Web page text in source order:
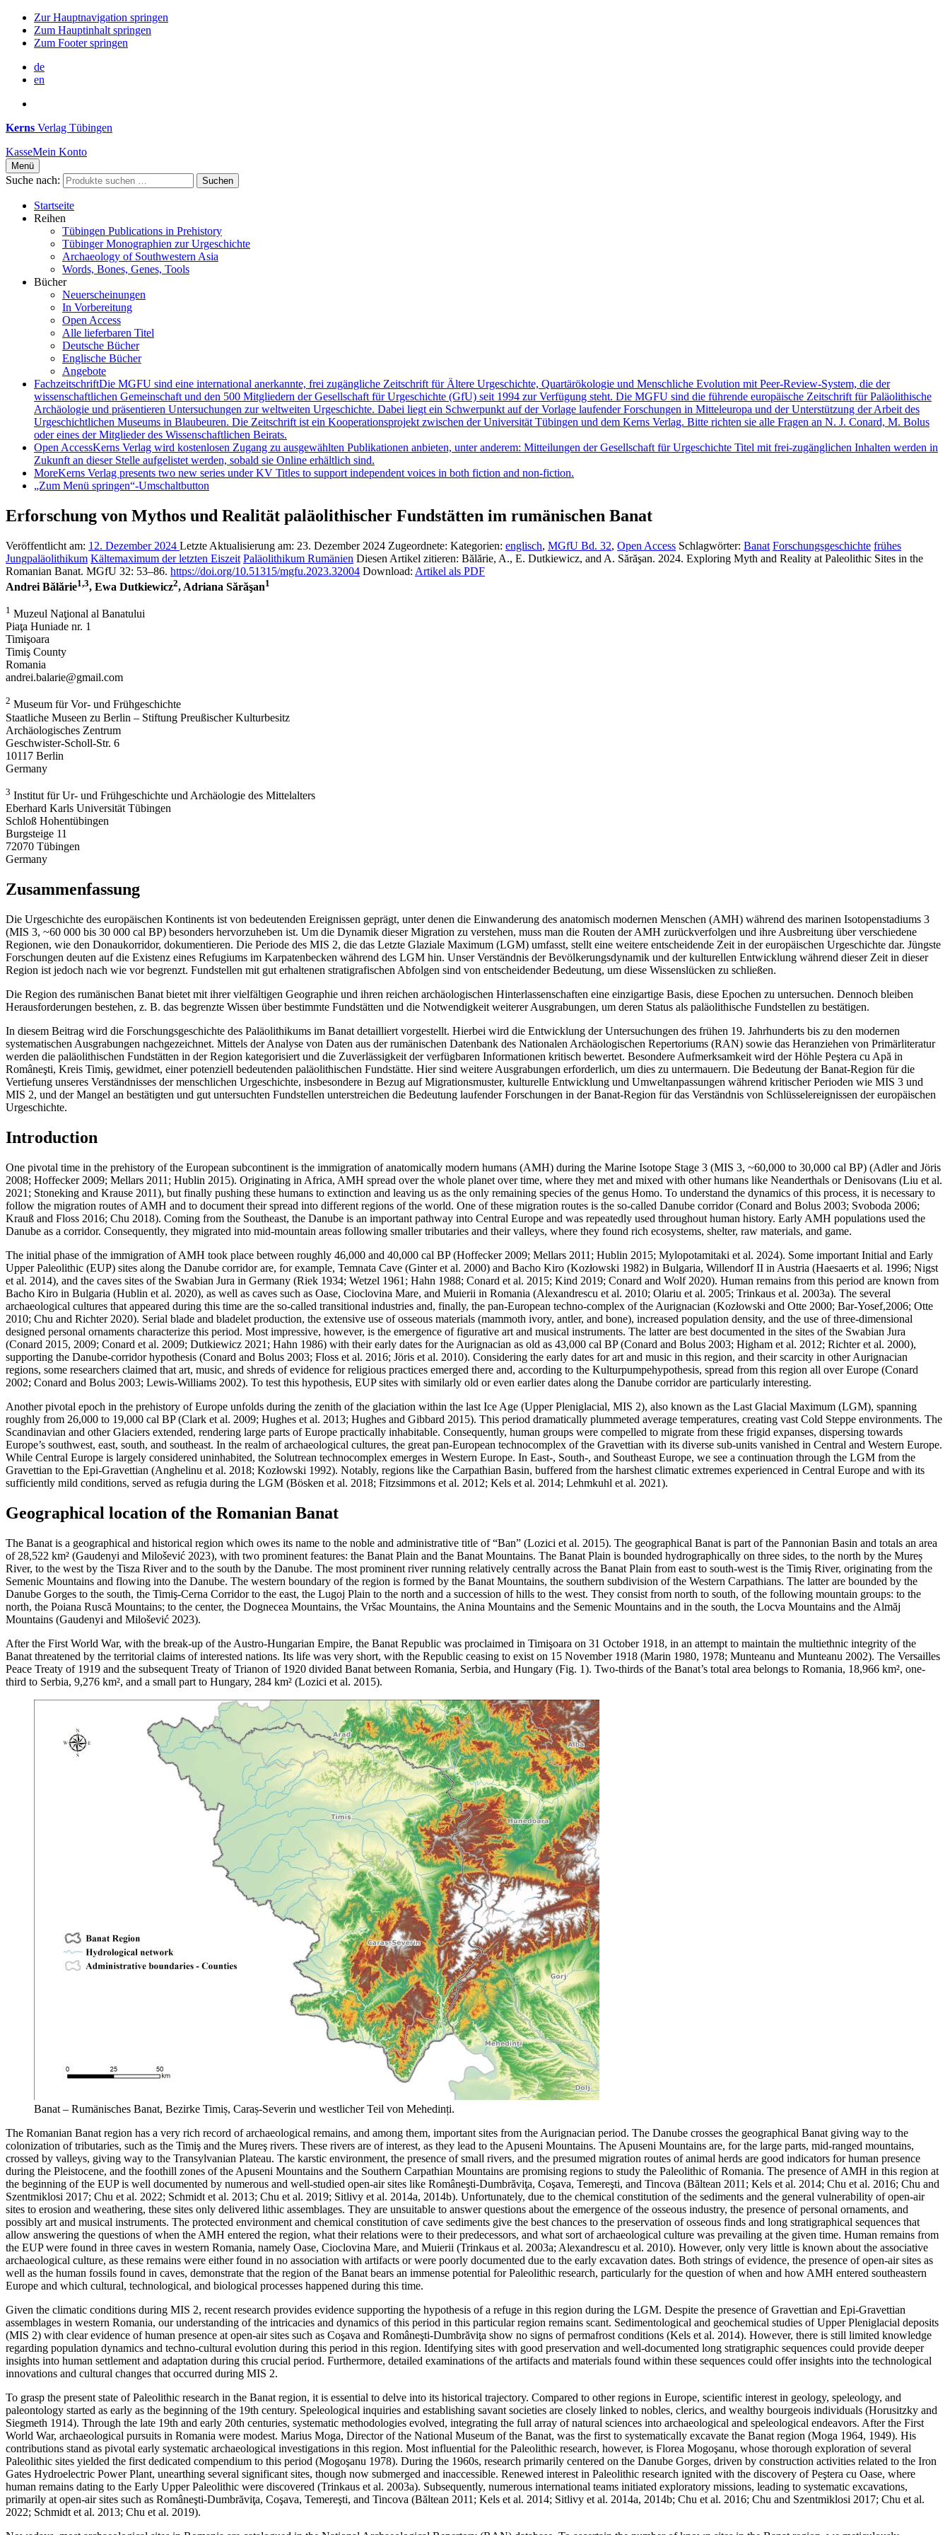
Zur Hauptnavigation springen
Zum Hauptinhalt springen
Zum Footer springen
de
en
Kerns Verlag Tübingen
KasseMein Konto
Menü
Suche nach: Suchen
Startseite
Reihen
Tübingen Publications in Prehistory
Tübinger Monographien zur Urgeschichte
Archaeology of Southwestern Asia
Words, Bones, Genes, Tools
Bücher
Neuerscheinungen
In Vorbereitung
Open Access
Alle lieferbaren Titel
Deutsche Bücher
Englische Bücher
Angebote
FachzeitschriftDie MGFU sind eine international anerkannte, frei zugängliche Zeitschrift für Ältere Urgeschichte, Quartärökologie und Menschliche Evolution mit Peer-Review-System, die der
wissenschaftlichen Gemeinschaft und den 500 Mitgliedern der Gesellschaft für Urgeschichte (GfU) seit 1994 zur Verfügung steht. Die MGFU sind die führende europäische Zeitschrift für Paläolithische
Archäologie und präsentieren Untersuchungen zur weltweiten Urgeschichte. Dabei liegt ein Schwerpunkt auf der Vorlage laufender Forschungen in Mitteleuropa und der Unterstützung der Arbeit des
Urgeschichtlichen Museums in Blaubeuren. Die Zeitschrift ist ein Kooperationsprojekt zwischen der Universität Tübingen und dem Kerns Verlag. Bitte richten sie alle Fragen an N. J. Conard, M. Bolus
oder eines der Mitglieder des Wissenschaftlichen Beirats.
Open AccessKerns Verlag wird kostenlosen Zugang zu ausgewählten Publikationen anbieten, unter anderem: Mitteilungen der Gesellschaft für Urgeschichte Titel mit frei-zugänglichen Inhalten werden in
Zukunft an dieser Stelle aufgelistet werden, sobald sie Online erhältlich sind.
MoreKerns Verlag presents two new series under KV Titles to support independent voices in both fiction and non-fiction.
„Zum Menü springen“-Umschaltbutton
Erforschung von Mythos und Realität paläolithischer Fundstätten im rumänischen Banat
Veröffentlicht am: 12. Dezember 2024 Letzte Aktualisierung am: 23. Dezember 2024 Zugeordnete: Kategorien: englisch, MGfU Bd. 32, Open Access Schlagwörter: Banat Forschungsgeschichte frühes
Jungpaläolithikum Kältemaximum der letzten Eiszeit Paläolithikum Rumänien Diesen Artikel zitieren: Bălărie, A., E. Dutkiewicz, and A. Sărăşan. 2024. Exploring Myth and Reality at Paleolithic Sites in the
Romanian Banat. MGfU 32: 53–86. https://doi.org/10.51315/mgfu.2023.32004 Download: Artikel als PDF
Andrei Bălărie1,3, Ewa Dutkiewicz2, Adriana Sărăşan1
1 Muzeul Naţional al Banatului
Piaţa Huniade nr. 1
Timişoara
Timiş County
Romania
andrei.balarie@gmail.com
2 Museum für Vor- und Frühgeschichte
Staatliche Museen zu Berlin – Stiftung Preußischer Kulturbesitz
Archäologisches Zentrum
Geschwister-Scholl-Str. 6
10117 Berlin
Germany
3 Institut für Ur- und Frühgeschichte und Archäologie des Mittelalters
Eberhard Karls Universität Tübingen
Schloß Hohentübingen
Burgsteige 11
72070 Tübingen
Germany
Zusammenfassung
Die Urgeschichte des europäischen Kontinents ist von bedeutenden Ereignissen geprägt, unter denen die Einwanderung des anatomisch modernen Menschen (AMH) während des marinen Isotopenstadiums 3
(MIS 3, ~60 000 bis 30 000 cal BP) besonders hervorzuheben ist. Um die Dynamik dieser Migration zu verstehen, muss man die Routen der AMH zurückverfolgen und ihre Ausbreitung über verschiedene
Regionen, wie den Donaukorridor, dokumentieren. Die Periode des MIS 2, die das Letzte Glaziale Maximum (LGM) umfasst, stellt eine weitere entscheidende Zeit in der europäischen Urgeschichte dar. Jüngste
Forschungen deuten auf die Existenz eines Refugiums im Karpatenbecken während des LGM hin. Unser Verständnis der Bevölkerungsdynamik und der kulturellen Entwicklung während dieser Zeit in dieser
Region ist jedoch nach wie vor begrenzt. Fundstellen mit gut erhaltenen stratigrafischen Abfolgen sind von entscheidender Bedeutung, um diese Wissenslücken zu schließen.
Die Region des rumänischen Banat bietet mit ihrer vielfältigen Geographie und ihren reichen archäologischen Hinterlassenschaften eine einzigartige Basis, diese Epochen zu untersuchen. Dennoch bleiben
Herausforderungen bestehen, z. B. das begrenzte Wissen über bestimmte Fundstätten und die Notwendigkeit weiterer Ausgrabungen, um deren Status als paläolithische Fundstellen zu bestätigen.
In diesem Beitrag wird die Forschungsgeschichte des Paläolithikums im Banat detailliert vorgestellt. Hierbei wird die Entwicklung der Untersuchungen des frühen 19. Jahrhunderts bis zu den modernen
systematischen Ausgrabungen nachgezeichnet. Mittels der Analyse von Daten aus der rumänischen Datenbank des Nationalen Archäologischen Repertoriums (RAN) sowie das Heranziehen von Primärliteratur
werden die paläolithischen Fundstätten in der Region kategorisiert und die Zuverlässigkeit der verfügbaren Informationen kritisch bewertet. Besondere Aufmerksamkeit wird der Höhle Peştera cu Apă in
Româneşti, Kreis Timiş, gewidmet, einer potenziell bedeutenden paläolithischen Fundstätte. Hier sind weitere Ausgrabungen erforderlich, um dies zu untermauern. Die Bedeutung der Banat-Region für die
Vertiefung unseres Verständnisses der menschlichen Urgeschichte, insbesondere in Bezug auf Migrationsmuster, kulturelle Entwicklung und Umweltanpassungen während kritischer Perioden wie MIS 3 und
MIS 2, und der Mangel an bestätigten und gut untersuchten Fundstellen unterstreichen die Bedeutung laufender Forschungen in der Banat-Region für das Verständnis von Schlüsselereignissen der europäischen
Urgeschichte.
Introduction
One pivotal time in the prehistory of the European subcontinent is the immigration of anatomically modern humans (AMH) during the Marine Isotope Stage 3 (MIS 3, ~60,000 to 30,000 cal BP) (Adler and Jöris
2008; Hoffecker 2009; Mellars 2011; Hublin 2015). Originating in Africa, AMH spread over the whole planet over time, where they met and mixed with other humans like Neanderthals or Denisovans (Liu et al.
2021; Stoneking and Krause 2011), but finally pushing these humans to extinction and leaving us as the only remaining species of the genus Homo. To understand the dynamics of this process, it is necessary to
follow the migration routes of AMH and to document their spread into different regions of the world. One of these migration routes is the so-called Danube corridor (Conard and Bolus 2003; Svoboda 2006;
Krauß and Floss 2016; Chu 2018). Coming from the Southeast, the Danube is an important pathway into Central Europe and was repeatedly used throughout human history. Early AMH populations used the
Danube as a corridor. Consequently, they migrated into mid-mountain areas following smaller tributaries and their valleys, where they found rich ecosystems, shelter, raw materials, and game.
The initial phase of the immigration of AMH took place between roughly 46,000 and 40,000 cal BP (Hoffecker 2009; Mellars 2011; Hublin 2015; Mylopotamitaki et al. 2024). Some important Initial and Early
Upper Paleolithic (EUP) sites along the Danube corridor are, for example, Temnata Cave (Ginter et al. 2000) and Bacho Kiro (Kozłowski 1982) in Bulgaria, Willendorf II in Austria (Haesaerts et al. 1996; Nigst
et al. 2014), and the caves sites of the Swabian Jura in Germany (Riek 1934; Wetzel 1961; Hahn 1988; Conard et al. 2015; Kind 2019; Conard and Wolf 2020). Human remains from this period are known from
Bacho Kiro in Bulgaria (Hublin et al. 2020), as well as caves such as Oase, Cioclovina Mare, and Muierii in Romania (Alexandrescu et al. 2010; Olariu et al. 2005; Trinkaus et al. 2003a). The several
archaeological cultures that appeared during this time are the so-called transitional industries and, finally, the pan-European techno-complex of the Aurignacian (Kozłowski and Otte 2000; Bar-Yosef,2006; Otte
2010; Chu and Richter 2020). Serial blade and bladelet production, the extensive use of osseous materials (mammoth ivory, antler, and bone), increased population density, and the use of three-dimensional
designed personal ornaments characterize this period. Most impressive, however, is the emergence of figurative art and musical instruments. The latter are best documented in the sites of the Swabian Jura
(Conard 2015, 2009; Conard et al. 2009; Dutkiewicz 2021; Hahn 1986) with their early dates for the Aurignacian as old as 43,000 cal BP (Conard and Bolus 2003; Higham et al. 2012; Richter et al. 2000),
supporting the Danube-corridor hypothesis (Conard and Bolus 2003; Floss et al. 2016; Jöris et al. 2010). Considering the early dates for art and music in this region, and their scarcity in other Aurignacian
regions, some researchers claimed that art, music, and shreds of evidence for religious practices emerged there and, according to the Kulturpumpehypothesis, spread from this region all over Europe (Conard
2002; Conard and Bolus 2003; Lewis-Williams 2002). To test this hypothesis, EUP sites with similarly old or even earlier dates along the Danube corridor are particularly interesting.
Another pivotal epoch in the prehistory of Europe unfolds during the zenith of the glaciation within the last Ice Age (Upper Pleniglacial, MIS 2), also known as the Last Glacial Maximum (LGM), spanning
roughly from 26,000 to 19,000 cal BP (Clark et al. 2009; Hughes et al. 2013; Hughes and Gibbard 2015). This period dramatically plummeted average temperatures, creating vast Cold Steppe environments. The
Scandinavian and other Glaciers extended, rendering large parts of Europe practically inhabitable. Consequently, human groups were compelled to migrate from these frigid expanses, dispersing towards
Europe’s southwest, east, south, and southeast. In the realm of archaeological cultures, the great pan-European technocomplex of the Gravettian with its diverse sub-units vanished in Central and Western Europe.
While Central Europe is largely considered uninhabited, the Solutrean technocomplex emerges in Western Europe. In East-, South-, and Southeast Europe, we see a continuation through the LGM from the
Gravettian to the Epi-Gravettian (Anghelinu et al. 2018; Kozłowski 1992). Notably, regions like the Carpathian Basin, buffered from the harshest climatic extremes experienced in Central Europe and with its
sufficiently mild conditions, served as refugia during the LGM (Bösken et al. 2018; Fitzsimmons et al. 2012; Kels et al. 2014; Lehmkuhl et al. 2021).
Geographical location of the Romanian Banat
The Banat is a geographical and historical region which owes its name to the noble and administrative title of “Ban” (Lozici et al. 2015). The geographical Banat is part of the Pannonian Basin and totals an area
of 28,522 km² (Gaudenyi and Milošević 2023), with two prominent features: the Banat Plain and the Banat Mountains. The Banat Plain is bounded hydrographically on three sides, to the north by the Mureș
River, to the west by the Tisza River and to the south by the Danube. The most prominent river running relatively centrally across the Banat Plain from east to south-west is the Timiş River, originating from the
Semenic Mountains and flowing into the Danube. The western boundary of the region is formed by the Banat Mountains, the southern subdivision of the Western Carpathians. The latter are bounded by the
Danube Gorges to the south, the Timiş-Cerna Corridor to the east, the Lugoj Plain to the north and a succession of hills to the west. They consist from north to south, of the following mountain groups: to the
north, the Poiana Ruscă Mountains; to the center, the Dognecea Mountains, the Vršac Mountains, the Anina Mountains and the Semenic Mountains and in the south, the Locva Mountains and the Almăj
Mountains (Gaudenyi and Milošević 2023).
After the First World War, with the break-up of the Austro-Hungarian Empire, the Banat Republic was proclaimed in Timişoara on 31 October 1918, in an attempt to maintain the multiethnic integrity of the
Banat threatened by the territorial claims of interested nations. Its life was very short, with the Republic ceasing to exist on 15 November 1918 (Marin 1980, 1978; Munteanu and Munteanu 2002). The Versailles
Peace Treaty of 1919 and the subsequent Treaty of Trianon of 1920 divided Banat between Romania, Serbia, and Hungary (Fig. 1). Two-thirds of the Banat’s total area belongs to Romania, 18,966 km², one-
third to Serbia, 9,276 km², and a small part to Hungary, 284 km² (Lozici et al. 2015).
Banat – Rumänisches Banat, Bezirke Timiș, Caraș-Severin und westlicher Teil von Mehedinți.
The Romanian Banat region has a very rich record of archaeological remains, and among them, important sites from the Aurignacian period. The Danube crosses the geographical Banat giving way to the
colonization of tributaries, such as the Timiş and the Mureş rivers. These rivers are of interest, as they lead to the Apuseni Mountains. The Apuseni Mountains are, for the large parts, mid-ranged mountains,
crossed by valleys, giving way to the Transylvanian Plateau. The karstic environment, the presence of small rivers, and the presumed migration routes of animal herds are good indicators for human presence
during the Pleistocene, and the foothill zones of the Apuseni Mountains and the Southern Carpathian Mountains are promising regions to study the Paleolithic of Romania. The presence of AMH in this region at
the beginning of the EUP is well documented by numerous and well-studied open-air sites like Româneşti-Dumbrăviţa, Coşava, Temereşti, and Tincova (Băltean 2011; Kels et al. 2014; Chu et al. 2016; Chu and
Szentmiklosi 2017; Chu et al. 2022; Schmidt et al. 2013; Chu et al. 2019; Sitlivy et al. 2014a, 2014b). Unfortunately, due to the chemical constitution of the sediments and the general vulnerability of open-air
sites to erosion and weathering, these sites only delivered lithic assemblages. They are unsuitable to answer questions about the emergence of the osseous industry, the presence of personal ornaments, and
possibly art and musical instruments. The protected environment and chemical constitution of cave sediments give the best chances to the preservation of osseous finds and long stratigraphical sequences that
allow answering the questions of when the AMH entered the region, what their relations were to their predecessors, and what sort of archaeological culture was prevailing at the given time. Human remains from
the EUP were found in three caves in western Romania, namely Oase, Cioclovina Mare, and Muierii (Trinkaus et al. 2003a; Alexandrescu et al. 2010). However, only very little is known about the associative
archaeological culture, as these remains were either found in no association with artifacts or were poorly documented due to the early excavation dates. Both strings of evidence, the presence of open-air sites as
well as the human fossils found in caves, demonstrate that the region of the Banat bears an immense potential for Paleolithic research, particularly for the question of when and how AMH entered southeastern
Europe and which cultural, technological, and biological processes happened during this time.
Given the climatic conditions during MIS 2, recent research provides evidence supporting the hypothesis of a refuge in this region during the LGM. Despite the presence of Gravettian and Epi-Gravettian
assemblages in western Romania, our understanding of the intricacies and dynamics of this period in this particular region remains scant. Sedimentological and geochemical studies of Upper Pleniglacial deposits
(MIS 2) with clear evidence of human presence at open-air sites such as Coşava and Româneşti-Dumbrăviţa show no signs of permafrost conditions (Kels et al. 2014). However, there is still limited knowledge
regarding population dynamics and techno-cultural evolution during this period in this region. Identifying sites with good preservation and well-documented long stratigraphic sequences could provide deeper
insights into human settlement and adaptation during this crucial period. Furthermore, detailed examinations of the artifacts and materials found within these sequences could offer insights into the technological
innovations and cultural changes that occurred during MIS 2.
To grasp the present state of Paleolithic research in the Banat region, it is essential to delve into its historical trajectory. Compared to other regions in Europe, scientific interest in geology, speleology, and
paleontology started as early as the beginning of the 19th century. Speleological inquiries and establishing savant societies are closely linked to nobles, clerics, and wealthy bourgeois individuals (Horusitzky and
Siegmeth 1914). Through the late 19th and early 20th centuries, systematic methodologies evolved, integrating the full array of natural sciences into archaeological and speleological endeavors. After the First
World War, archaeological pursuits in Romania were modest. Marius Moga, Director of the National Museum of the Banat, was the first to systematically excavate the Banat region (Moga 1964, 1949). His
contributions stand as pivotal early systematic archaeological investigations in this region. Most influential for the Paleolithic research, however, is Florea Mogoşanu, whose thorough exploration of several
Paleolithic sites yielded the first dedicated compendium to this period (Mogoşanu 1978). During the 1960s, research primarily centered on the Danube Gorges, driven by construction activities related to the Iron
Gates Hydroelectric Power Plant, unearthing several significant sites, though now submerged and inaccessible. Renewed interest in Paleolithic research ignited with the discovery of Peştera cu Oase, where
human remains dating to the Early Upper Paleolithic were discovered (Trinkaus et al. 2003a). Subsequently, numerous international teams initiated exploratory missions, leading to systematic excavations,
primarily at open-air sites such as Româneşti-Dumbrăviţa, Coşava, Temereşti, and Tincova (Băltean 2011; Kels et al. 2014; Sitlivy et al. 2014a, 2014b; Chu et al. 2016; Chu and Szentmiklosi 2017; Chu et al.
2022; Schmidt et al. 2013; Chu et al. 2019).